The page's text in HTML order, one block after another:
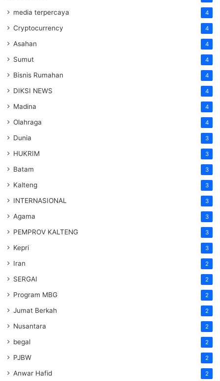
media terpercaya 4
Cryptocurrency 4
Asahan 4
Sumut 4
Bisnis Rumahan 4
DIKSI NEWS 4
Madina 4
Olahraga 4
Dunia 3
HUKRIM 3
Batam 3
Kalteng 3
INTERNASIONAL 3
Agama 3
PEMPROV KALTENG 3
Kepri 3
Iran 2
SERGAI 2
Program MBG 2
Jumat Berkah 2
Nusantara 2
begal 2
PJBW 2
Anwar Hafid 2